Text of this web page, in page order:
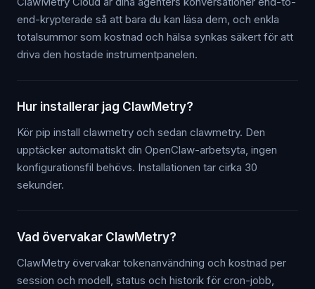
end-krypterade så att bara du kan läsa dem, och enkla
totalsummor som kostnad och hälsa synkas säkert för att
driva den hostade instrumentpanelen.
Hur installerar jag ClawMetry?
Kör pip install clawmetry och sedan clawmetry. Den
upptäcker automatiskt din OpenClaw-arbetsyta, ingen
konfigurationsfil behövs. Installationen tar cirka 30
sekunder.
Vad övervakar ClawMetry?
ClawMetry övervakar tokenanvändning och kostnad per
session och modell, status och historik för cron-jobb,